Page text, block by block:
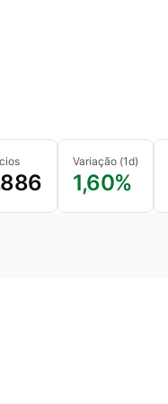
Variação (1d)
1,60%